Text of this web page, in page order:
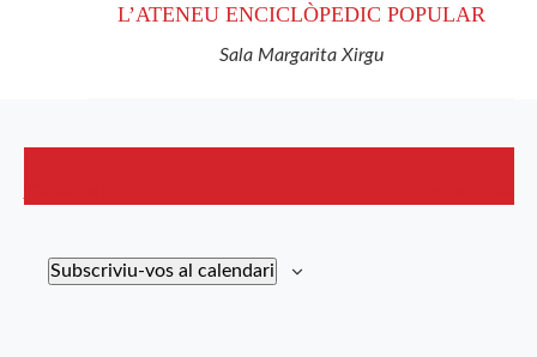
L’ATENEU ENCICLÒPEDIC POPULAR
Sala Margarita Xirgu
Subscriviu-vos al calendari